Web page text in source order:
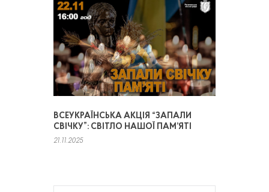
ВСЕУКРАЇНСЬКА АКЦІЯ “ЗАПАЛИ
СВІЧКУ”: СВІТЛО НАШОЇ ПАМ’ЯТІ
21.11.2025